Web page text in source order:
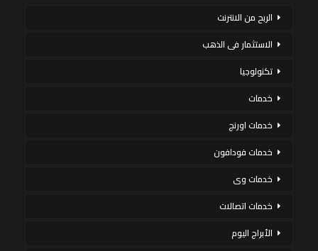
الربح من الانترنت
الاستثمار فى الذهب
تكنولوجيا
خدمات
خدمات اورنج
خدمات فودافون
خدمات وى
خدمات اتصالات
الأبراج اليوم